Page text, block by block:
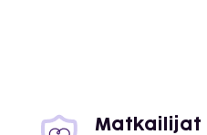
Matkailijat